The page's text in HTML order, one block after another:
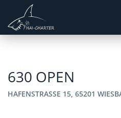
630 OPEN
HAFENSTRASSE 15, 65201